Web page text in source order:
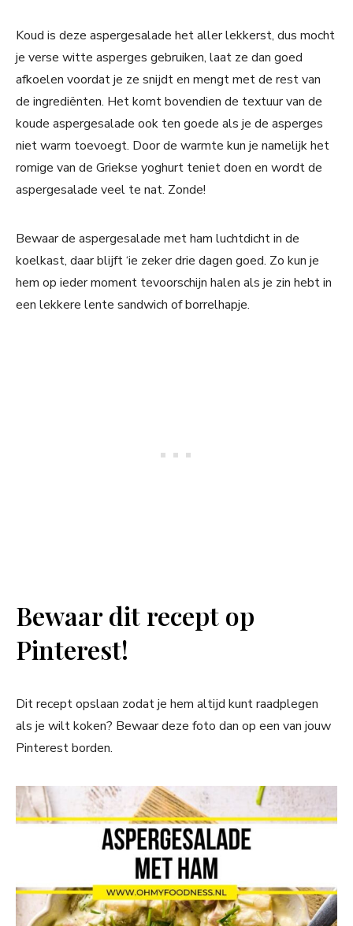
Koud is deze aspergesalade het aller lekkerst, dus mocht
je verse witte asperges gebruiken, laat ze dan goed
afkoelen voordat je ze snijdt en mengt met de rest van
de ingrediënten. Het komt bovendien de textuur van de
koude aspergesalade ook ten goede als je de asperges
niet warm toevoegt. Door de warmte kun je namelijk het
romige van de Griekse yoghurt teniet doen en wordt de
aspergesalade veel te nat. Zonde!
Bewaar de aspergesalade met ham luchtdicht in de
koelkast, daar blijft ‘ie zeker drie dagen goed. Zo kun je
hem op ieder moment tevoorschijn halen als je zin hebt in
een lekkere lente sandwich of borrelhapje.
Bewaar dit recept op
Pinterest!
Dit recept opslaan zodat je hem altijd kunt raadplegen
als je wilt koken? Bewaar deze foto dan op een van jouw
Pinterest borden.